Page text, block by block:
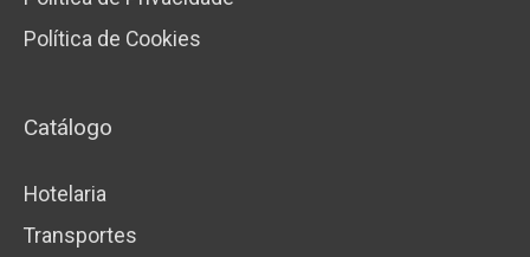
Política de Cookies
Catálogo
Hotelaria
Transportes